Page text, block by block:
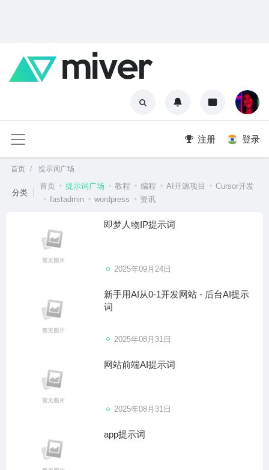
注册 登录
首页 提示词广场
分类
首页 提示词广场 教程 编程 AI开源项目
Cursor开发
fastadmin
wordpress 资讯
即梦人物IP提示词
2025年09月24日
新手用AI从0-1开发网站 - 后台AI提示
词
2025年08月31日
网站前端AI提示词
2025年08月31日
app提示词